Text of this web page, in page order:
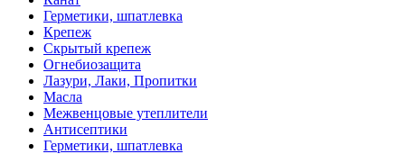
Герметики, шпатлевка
Крепеж
Скрытый крепеж
Огнебиозащита
Лазури, Лаки, Пропитки
Масла
Межвенцовые утеплители
Антисептики
Герметики, шпатлевка